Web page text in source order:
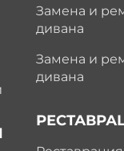
Замена и
дивана
Замена и
дивана